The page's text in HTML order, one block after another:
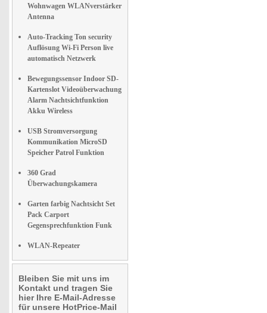
Wohnwagen WLANverstärker
Antenna
Auto-Tracking Ton security
Auflösung Wi-Fi Person live
automatisch Netzwerk
Bewegungssensor Indoor SD-
Kartenslot Videoüberwachung
Alarm Nachtsichtfunktion
Akku Wireless
USB Stromversorgung
Kommunikation MicroSD
Speicher Patrol Funktion
360 Grad
Überwachungskamera
Garten farbig Nachtsicht Set
Pack Carport
Gegensprechfunktion Funk
WLAN-Repeater
Bleiben Sie mit uns im
Kontakt und tragen Sie
hier Ihre E-Mail-Adresse
für unsere HotPrice-Mail